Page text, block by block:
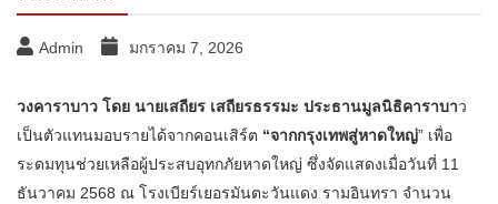
Admin มกราคม 7, 2026
วงคาราบาว โดย นายเสถียร เสถียรธรรมะ ประธานมูลนิธิคาราบาว
เป็นตัวแทนมอบรายได้จากคอนเสิร์ต “จากกรุงเทพสู่หาดใหญ่” เพื่อ
ระดมทุนช่วยเหลือผู้ประสบอุทกภัยหาดใหญ่ ซึ่งจัดแสดงเมื่อวันที่ 11
ธันวาคม 2568 ณ โรงเบียร์เยอรมันตะวันแดง รามอินทรา จำนวน